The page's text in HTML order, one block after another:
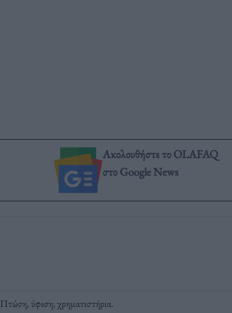
Ακολουθήστε το OLAFAQ
στο Google News
Πτώση,ύφεση,χρηματιστήρια.